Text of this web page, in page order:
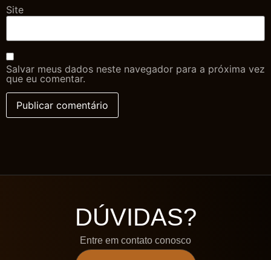
Site
Salvar meus dados neste navegador para a próxima vez
que eu comentar.
DÚVIDAS?
Entre em contato conosco